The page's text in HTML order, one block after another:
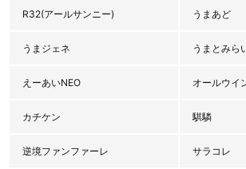
R32(アールサンニー) うまあど
うまジェネ うまとみら
えーあいNEO オールウイ
カチケン 騏驎
逆境ファンファーレ サラコレ